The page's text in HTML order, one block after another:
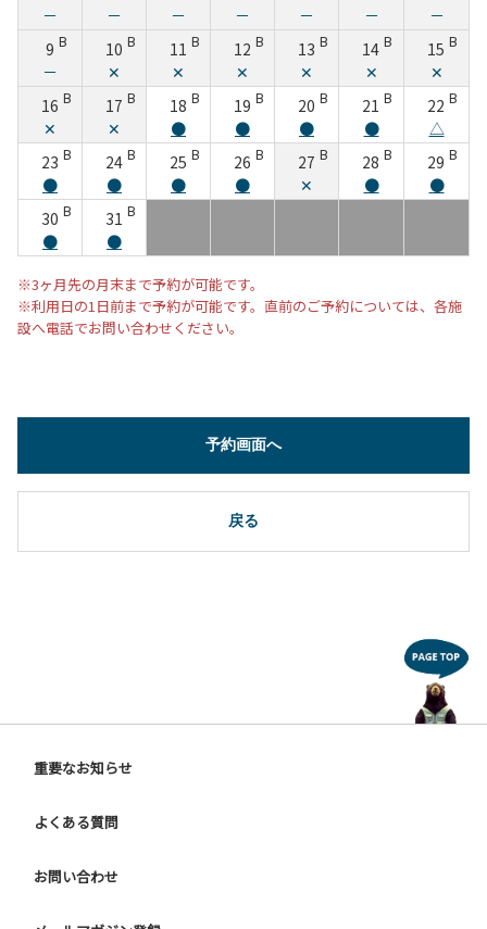
－ － － － － －
－
9 B
－
10 B
✕
11 B
✕
12 B
✕
13 B
✕
14 B
✕
15 B
✕
16 B
✕
17 B
✕
18 B
●
19 B
●
20 B
●
21 B
●
22 B
△
23 B
●
24 B
●
25 B
●
26 B
●
27 B
✕
28 B
●
29 B
●
30 B
●
31 B
●
※3ヶ月先の月末まで予約が可能です。
※利用日の1日前まで予約が可能です。直前のご予約については、各施
設へ電話でお問い合わせください。
戻る
予約画面へ
重要なお知らせ
よくある質問
お問い合わせ